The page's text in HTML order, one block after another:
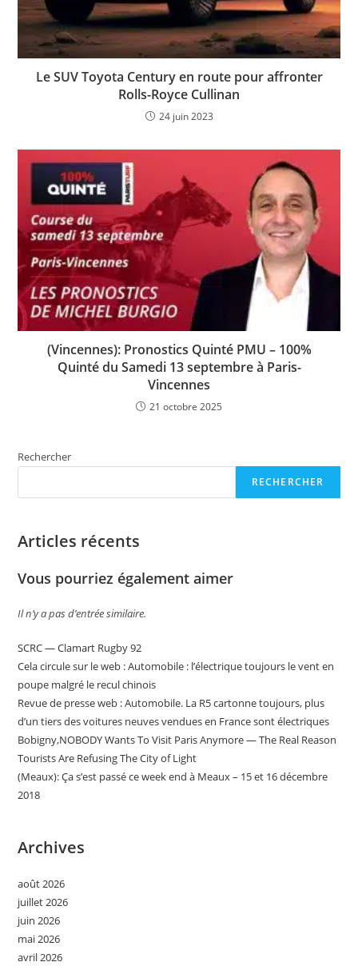
Le SUV Toyota Century en route pour affronter
Rolls-Royce Cullinan
24 juin 2023
(Vincennes): Pronostics Quinté PMU – 100%
Quinté du Samedi 13 septembre à Paris-
Vincennes
21 octobre 2025
Rechercher
RECHERCHER
Articles récents
Vous pourriez également aimer
Il n’y a pas d’entrée similaire.
SCRC — Clamart Rugby 92
Cela circule sur le web : Automobile : l’électrique toujours le vent en
poupe malgré le recul chinois
Revue de presse web : Automobile. La R5 cartonne toujours, plus
d’un tiers des voitures neuves vendues en France sont électriques
Bobigny,NOBODY Wants To Visit Paris Anymore — The Real Reason
Tourists Are Refusing The City of Light
(Meaux): Ça s’est passé ce week end à Meaux – 15 et 16 décembre
2018
Archives
août 2026
juillet 2026
juin 2026
mai 2026
avril 2026